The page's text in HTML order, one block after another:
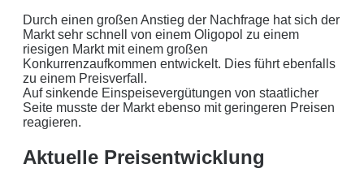
Mit dem Absenden erklären Sie sich mit derDatenverarbeitung
Durch einen großen Anstieg der Nachfrage hat sich der
Markt sehr schnell von einem Oligopol zu einem
riesigen Markt mit einem großen
Konkurrenzaufkommen entwickelt. Dies führt ebenfalls
zu einem Preisverfall.
Auf sinkende Einspeisevergütungen von staatlicher
Seite musste der Markt ebenso mit geringeren Preisen
reagieren.
Aktuelle Preisentwicklung